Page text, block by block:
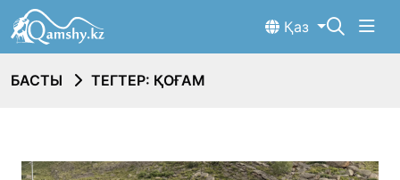
Қаз
БАСТЫ ТЕГТЕР: ҚОҒАМ